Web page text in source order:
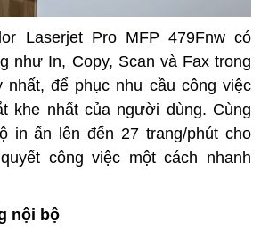
Laserjet Pro MFP 479Fnw có
như In, Copy, Scan và Fax trong
nhất, để phục nhu cầu công việc
khe nhất của người dùng. Cùng
in ấn lên đến 27 trang/phút cho
công việc một cách nhanh
nội bộ